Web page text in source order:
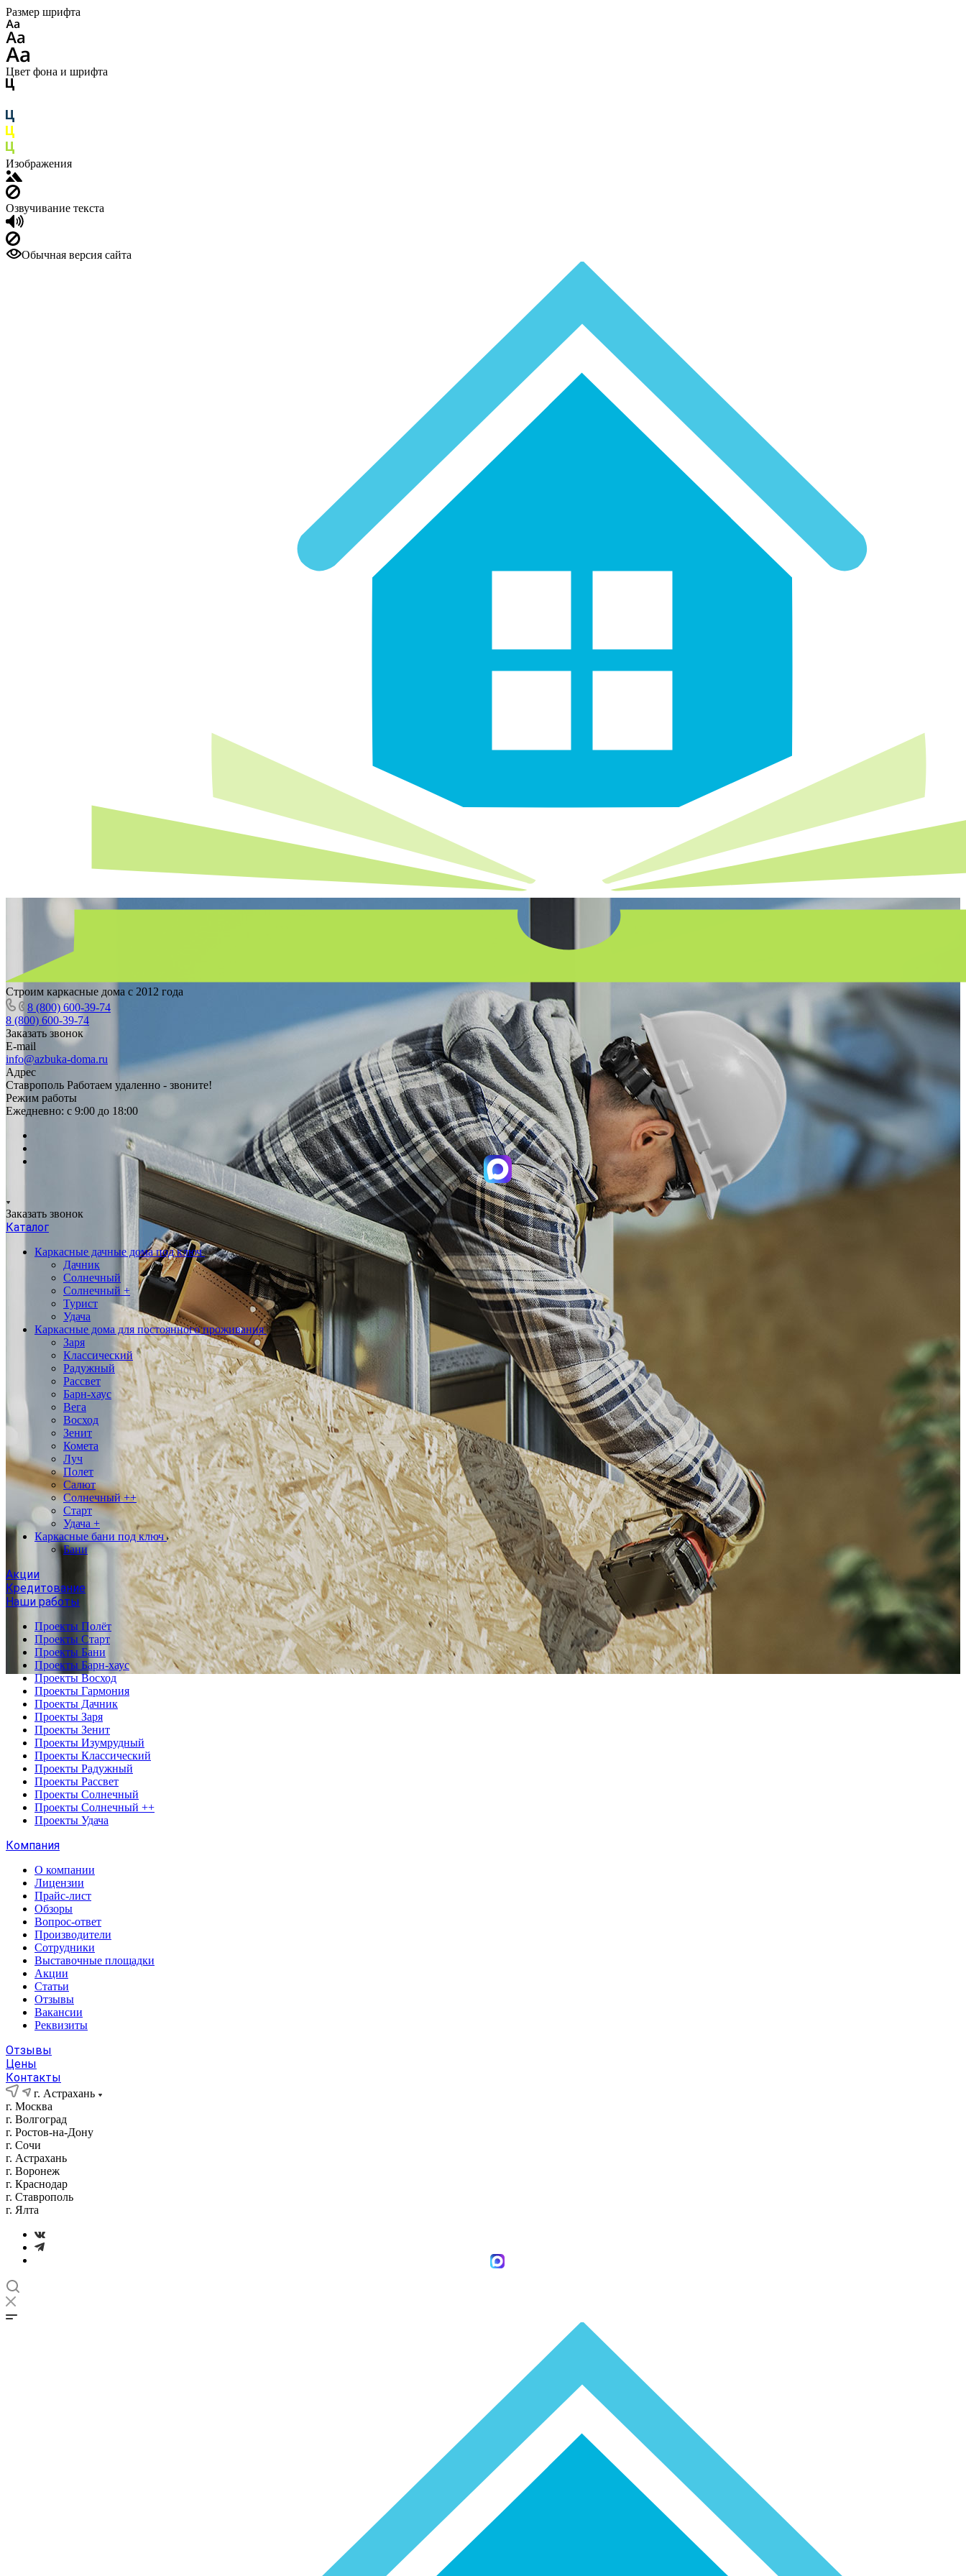
Размер шрифта
Цвет фона и шрифта
Изображения
Озвучивание текста
Обычная версия сайта
Строим каркасные дома с 2012 года
8 (800) 600-39-74
8 (800) 600-39-74
Заказать звонок
E-mail
info@azbuka-doma.ru
Адрес
Ставрополь Работаем удаленно - звоните!
Режим работы
Ежедневно: с 9:00 до 18:00
Заказать звонок
Каталог
Каркасные дачные дома под ключ
Дачник
Солнечный
Солнечный +
Турист
Удача
Каркасные дома для постоянного проживания
Заря
Классический
Радужный
Рассвет
Барн-хаус
Вега
Восход
Зенит
Комета
Луч
Полет
Салют
Солнечный ++
Старт
Удача +
Каркасные бани под ключ
Бани
Акции
Кредитование
Наши работы
Проекты Полёт
Проекты Старт
Проекты Бани
Проекты Барн-хаус
Проекты Восход
Проекты Гармония
Проекты Дачник
Проекты Заря
Проекты Зенит
Проекты Изумрудный
Проекты Классический
Проекты Радужный
Проекты Рассвет
Проекты Солнечный
Проекты Солнечный ++
Проекты Удача
Компания
О компании
Лицензии
Прайс-лист
Обзоры
Вопрос-ответ
Производители
Сотрудники
Выставочные площадки
Акции
Статьи
Отзывы
Вакансии
Реквизиты
Отзывы
Цены
Контакты
г. Астрахань
г. Москва
г. Волгоград
г. Ростов-на-Дону
г. Сочи
г. Астрахань
г. Воронеж
г. Краснодар
г. Ставрополь
г. Ялта